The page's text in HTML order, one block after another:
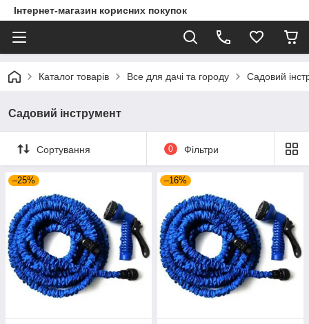
Інтернет-магазин корисних покупок
Каталог товарів Все для дачі та городу Садовий
Садовий інструмент
Сортування 0 Фільтри
–25% –16%